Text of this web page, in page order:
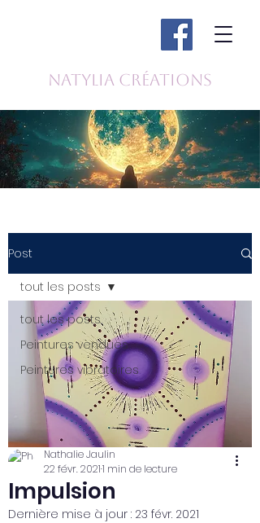
Natylia Créations
Post
tout les posts
Peintures vendues
Peintures vibratoires
tout les posts
Impulsion
Nathalie Jaulin
22 févr. 20211 min de lecture
Dernière mise à jour : 23 févr. 2021